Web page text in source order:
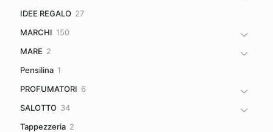
IDEE REGALO 2727
MARCHI 150150
MARE 2
Pensilina 1
PROFUMATORI 6
SALOTTO 3434
Tappezzeria 2